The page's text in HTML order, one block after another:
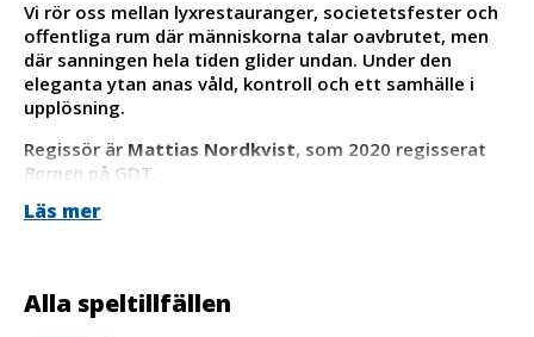
Vi rör oss mellan lyxrestauranger, societetsfester och
offentliga rum där människorna talar oavbrutet, men
där sanningen hela tiden glider undan. Under den
eleganta ytan anas våld, kontroll och ett samhälle i
upplösning.
Regissör är Mattias Nordkvist, som 2020 regisserat
Barnen på GDT.
På scen: Malin Morgan, Hanna Ullerstam, Erik Åkerlind,
Läs mer
Alla speltillfällen